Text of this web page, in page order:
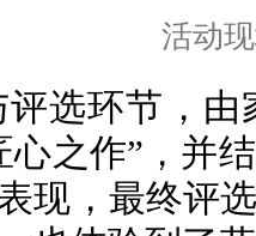
活动
选环节，
心之作”，并
现，最终评